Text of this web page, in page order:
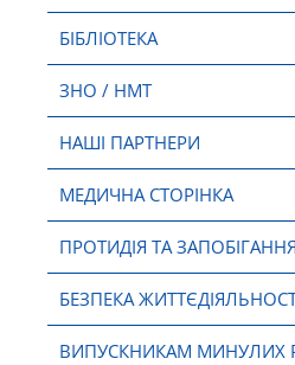
БІБЛІОТЕКА
ЗНО / НМТ
НАШІ ПАРТНЕРИ
МЕДИЧНА СТОРІНКА
ПРОТИДІЯ ТА
БЕЗПЕКА
ВИПУСКНИКАМ МИНУЛИХ